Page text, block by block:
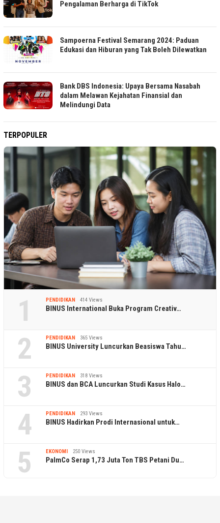
Pengalaman Berharga di TikTok
Sampoerna Festival Semarang 2024: Paduan
Edukasi dan Hiburan yang Tak Boleh Dilewatkan
Bank DBS Indonesia: Upaya Bersama Nasabah
dalam Melawan Kejahatan Finansial dan
Melindungi Data
TERPOPULER
1 PENDIDIKAN 414 Views
BINUS International Buka Program Creativ…
2 PENDIDIKAN 365 Views
BINUS University Luncurkan Beasiswa Tahu…
3 PENDIDIKAN 318 Views
BINUS dan BCA Luncurkan Studi Kasus Halo…
4 PENDIDIKAN 293 Views
BINUS Hadirkan Prodi Internasional untuk…
5 EKONOMI 250 Views
PalmCo Serap 1,73 Juta Ton TBS Petani Du…